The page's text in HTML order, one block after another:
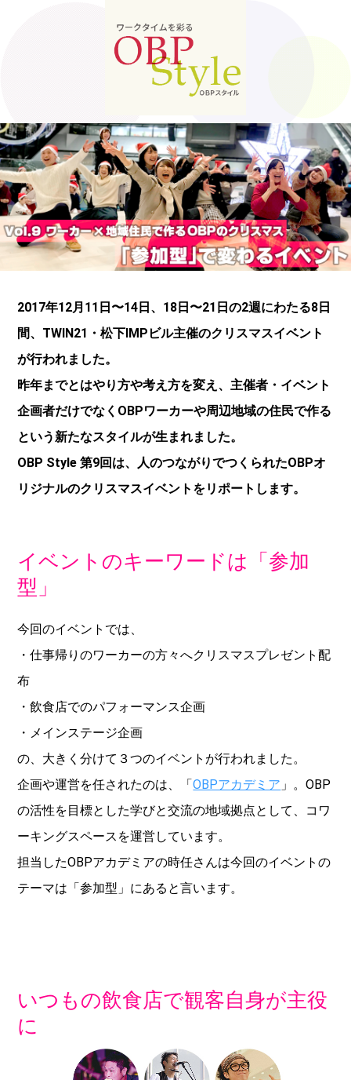
2017年12月11日〜14日、18日〜21日の2週にわたる8日
間、TWIN21・松下IMPビル主催のクリスマスイベント
が行われました。
昨年までとはやり方や考え方を変え、主催者・イベント
企画者だけでなくOBPワーカーや周辺地域の住民で作る
という新たなスタイルが生まれました。
OBP Style 第9回は、人のつながりでつくられたOBPオ
リジナルのクリスマスイベントをリポートします。
イベントのキーワードは「参加
型」
今回のイベントでは、
・仕事帰りのワーカーの方々へクリスマスプレゼント配
布
・飲食店でのパフォーマンス企画
・メインステージ企画
の、大きく分けて３つのイベントが行われました。
企画や運営を任されたのは、「OBPアカデミア 」。OBP
の活性を目標とした学びと交流の地域拠点として、コワ
ーキングスペースを運営しています。
担当したOBPアカデミアの時任さんは今回のイベントの
テーマは「参加型」にあると言います。
いつもの飲食店で観客自身が主役
に